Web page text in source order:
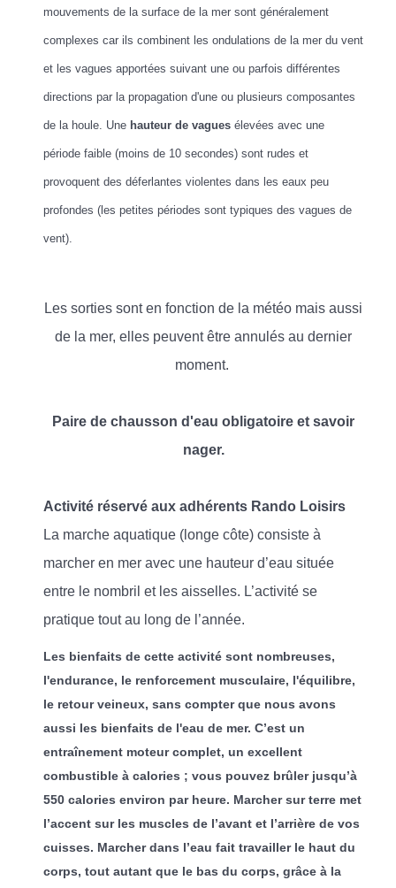
mouvements de la surface de la mer sont généralement
complexes car ils combinent les ondulations de la mer du vent
et les vagues apportées suivant une ou parfois différentes
directions par la propagation d'une ou plusieurs composantes
de la houle. Une hauteur de vagues élevées avec une
période faible (moins de 10 secondes) sont rudes et
provoquent des déferlantes violentes dans les eaux peu
profondes (les petites périodes sont typiques des vagues de
vent).
Les sorties sont en fonction de la météo mais aussi
de la mer, elles peuvent être annulés au dernier
moment.
Paire de chausson d'eau obligatoire et savoir
nager.
Activité réservé aux adhérents Rando Loisirs
La marche aquatique (longe côte) consiste à
marcher en mer avec une hauteur d’eau située
entre le nombril et les aisselles. L’activité se
pratique tout au long de l’année.
Les bienfaits de cette activité sont nombreuses,
l'endurance, le renforcement musculaire, l'équilibre,
le retour veineux, sans compter que nous avons
aussi les bienfaits de l'eau de mer. C’est un
entraînement moteur complet, un excellent
combustible à calories ; vous pouvez brûler jusqu’à
550 calories environ par heure. Marcher sur terre met
l’accent sur les muscles de l’avant et l’arrière de vos
cuisses. Marcher dans l’eau fait travailler le haut du
corps, tout autant que le bas du corps, grâce à la